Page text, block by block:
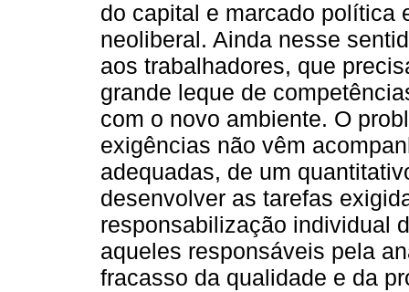
do capital e marcado política
neoliberal. Ainda nesse
aos trabalhadores, que
grande leque de
com o novo ambiente. O
exigências não vêm
adequadas, de um
desenvolver as tarefas
responsabilização individual
aqueles responsáveis pela
fracasso da qualidade e da